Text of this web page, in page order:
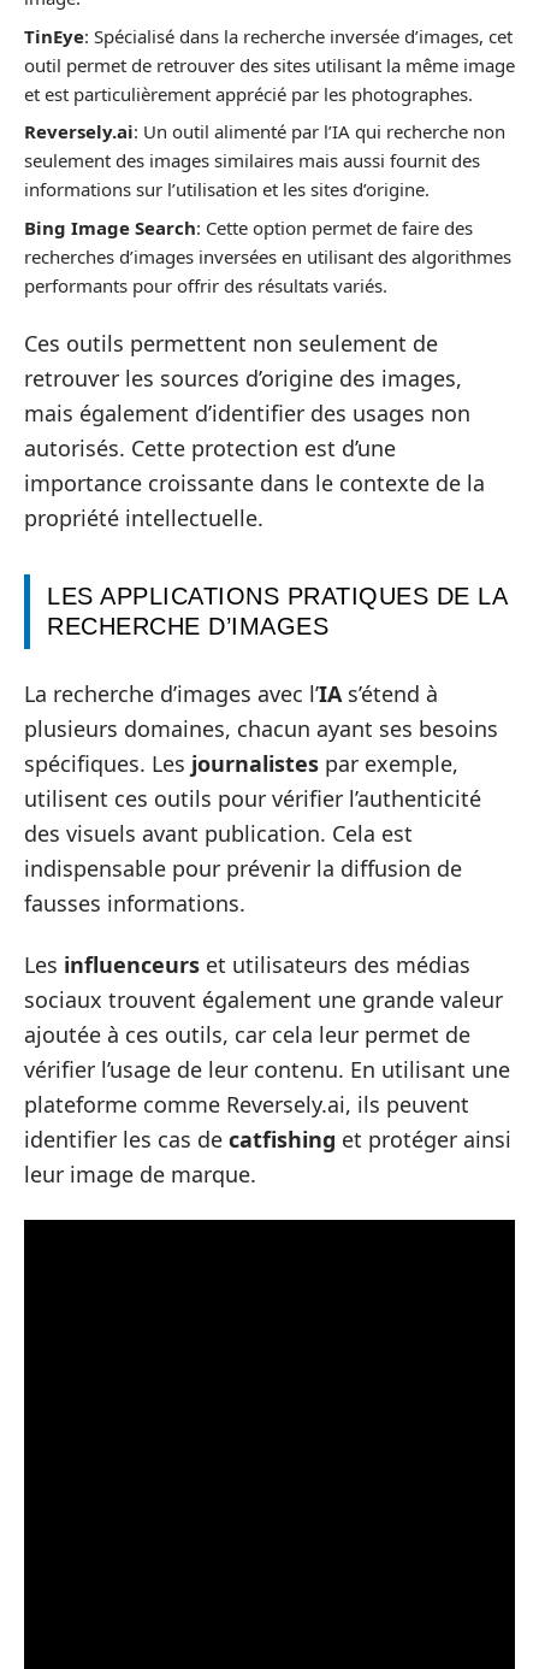
TinEye: Spécialisé dans la recherche inversée d’images, cet
outil permet de retrouver des sites utilisant la même image
et est particulièrement apprécié par les photographes.
Reversely.ai: Un outil alimenté par l’IA qui recherche non
seulement des images similaires mais aussi fournit des
informations sur l’utilisation et les sites d’origine.
Bing Image Search: Cette option permet de faire des
recherches d’images inversées en utilisant des algorithmes
performants pour offrir des résultats variés.
Ces outils permettent non seulement de
retrouver les sources d’origine des images,
mais également d’identifier des usages non
autorisés. Cette protection est d’une
importance croissante dans le contexte de la
propriété intellectuelle.
LES APPLICATIONS PRATIQUES DE LA
RECHERCHE D’IMAGES
La recherche d’images avec l’IA s’étend à
plusieurs domaines, chacun ayant ses besoins
spécifiques. Les journalistes par exemple,
utilisent ces outils pour vérifier l’authenticité
des visuels avant publication. Cela est
indispensable pour prévenir la diffusion de
fausses informations.
Les influenceurs et utilisateurs des médias
sociaux trouvent également une grande valeur
ajoutée à ces outils, car cela leur permet de
vérifier l’usage de leur contenu. En utilisant une
plateforme comme Reversely.ai, ils peuvent
identifier les cas de catfishing et protéger ainsi
leur image de marque.